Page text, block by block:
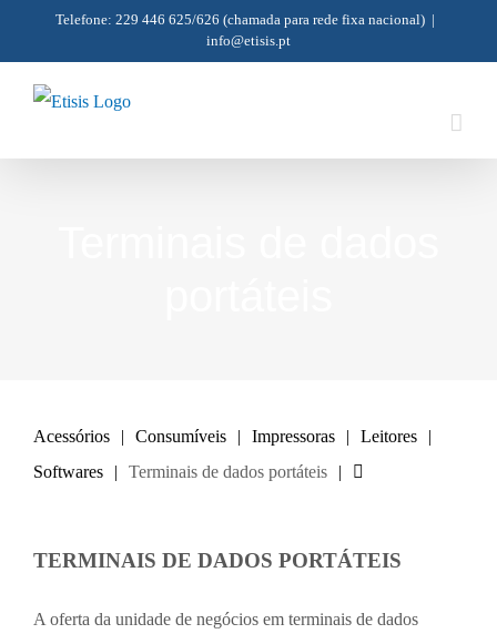
content
Telefone: 229 446 625/626 (chamada para rede fixa nacional) |
info@etisis.pt
Acessórios Consumíveis Impressoras
Leitores
Softwares
Terminais de dados portáteis
TERMINAIS DE DADOS PORTÁTEIS
A oferta da unidade de negócios em terminais de dados